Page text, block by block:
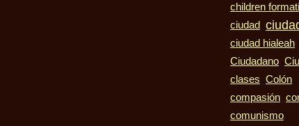
children
ciudad
ciudad hialeah
Ciudadano
clases Colón
compasión
comunismo